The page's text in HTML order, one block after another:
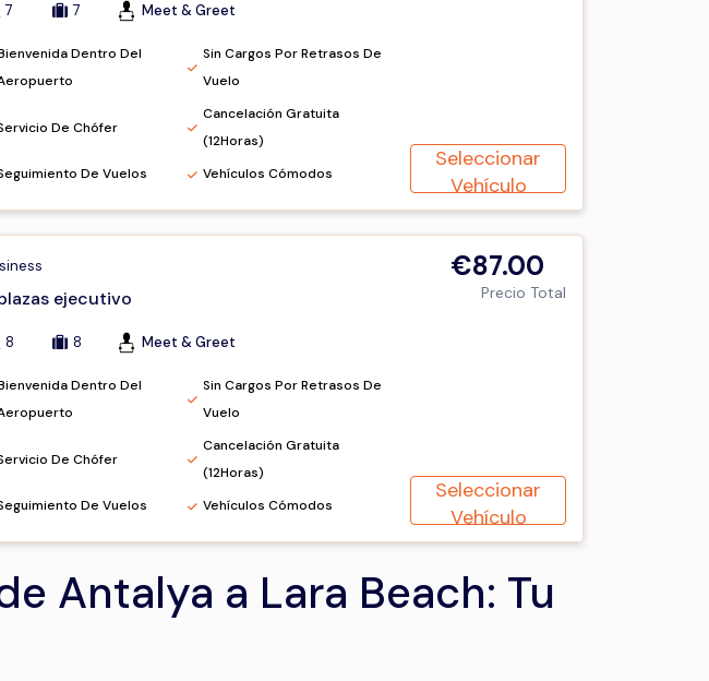
7 7 Meet & Greet
Dentro Del
Sin Cargos Por Retrasos De
Vuelo
De Chófer
Cancelación Gratuita
(12Horas)
De Vuelos
Vehículos Cómodos
Seleccionar
Vehículo
ejecutivo
8 8 Meet & Greet
Dentro Del
Sin Cargos Por Retrasos De
Vuelo
De Chófer
Cancelación Gratuita
(12Horas)
De Vuelos
Vehículos Cómodos
€87.00
Precio Total
Seleccionar
Vehículo
Antalya a Lara Beach: Tu